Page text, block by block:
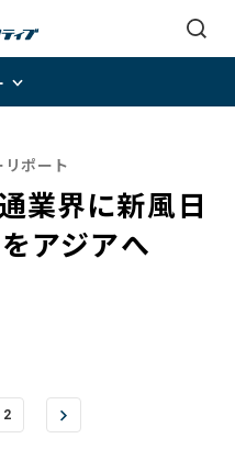
ポート
界に新風――日
アジアへ
2